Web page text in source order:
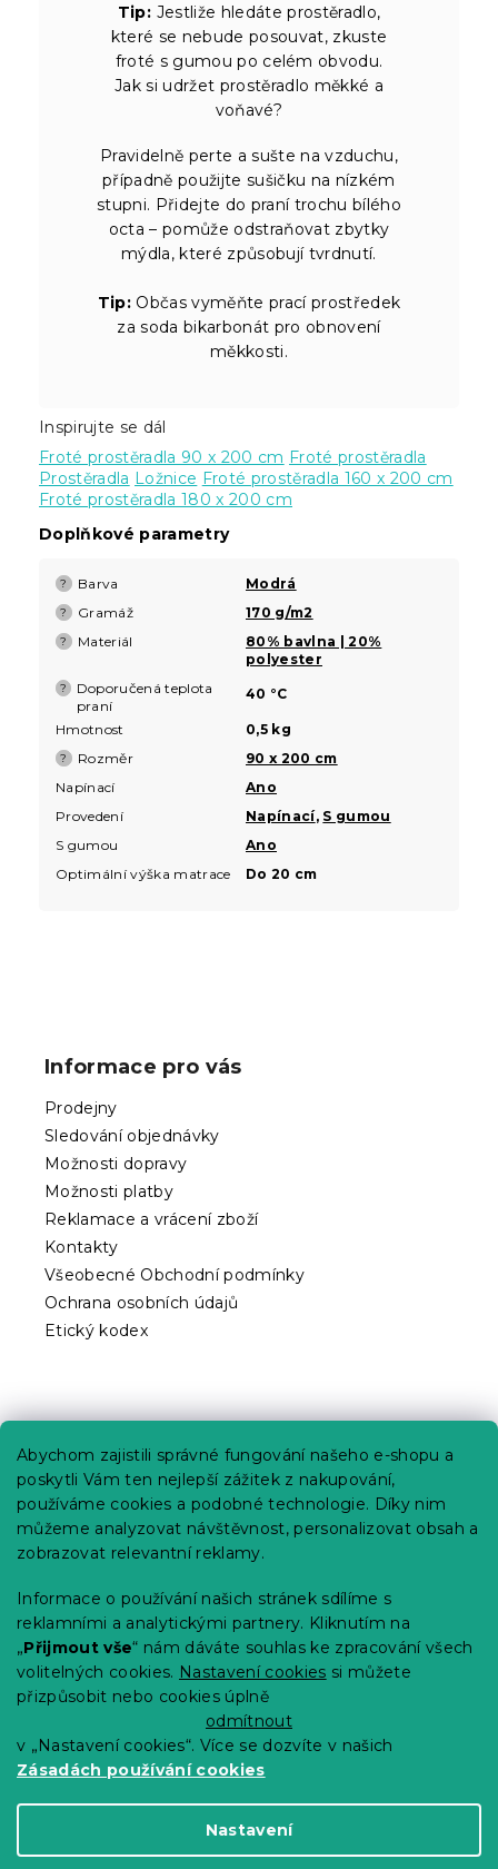
Abychom zajistili správné fungování našeho e-shopu a
poskytli Vám ten nejlepší zážitek z nakupování,
používáme cookies a podobné technologie. Díky nim
můžeme analyzovat návštěvnost, personalizovat obsah a
zobrazovat relevantní reklamy.
Informace o používání našich stránek sdílíme s
reklamními a analytickými partnery. Kliknutím na
„Přijmout vše“ nám dáváte souhlas ke zpracování všech
volitelných cookies. Nastavení cookies si můžete
přizpůsobit nebo cookies úplně
odmítnout
v „Nastavení cookies“. Více se dozvíte v našich
Zásadách používání cookies
Nastavení
Tip: Jestliže hledáte prostěradlo,
které se nebude posouvat, zkuste
froté s gumou po celém obvodu.
Jak si udržet prostěradlo měkké a
voňavé?
Pravidelně perte a sušte na vzduchu,
případně použijte sušičku na nízkém
stupni. Přidejte do praní trochu bílého
octa – pomůže odstraňovat zbytky
mýdla, které způsobují tvrdnutí.
Tip: Občas vyměňte prací prostředek
za soda bikarbonát pro obnovení
měkkosti.
Inspirujte se dál
Froté prostěradla 90 x 200 cm Froté prostěradla
Prostěradla Ložnice Froté prostěradla 160 x 200 cm
Froté prostěradla 180 x 200 cm
Doplňkové parametry
? Barva Modrá
? Gramáž 170 g/m2
? Materiál
80% bavlna | 20%
polyester
?
Doporučená teplota
praní
40 °C
Hmotnost 0,5 kg
? Rozměr
90 x 200 cm
Napínací
Ano
Provedení
Napínací, S gumou
S gumou
Ano
Optimální výška matrace
Do 20 cm
Informace pro vás
Prodejny
Sledování objednávky
Možnosti dopravy
Možnosti platby
Reklamace a vrácení zboží
Kontakty
Všeobecné Obchodní podmínky
Ochrana osobních údajů
Etický kodex
Kariéra
Poptávky a B2B spolupráce
Proč se u nás registrovat?
Věrnostní program - Sleva až 10 %
Návody
Tabulky velikostí
Blog